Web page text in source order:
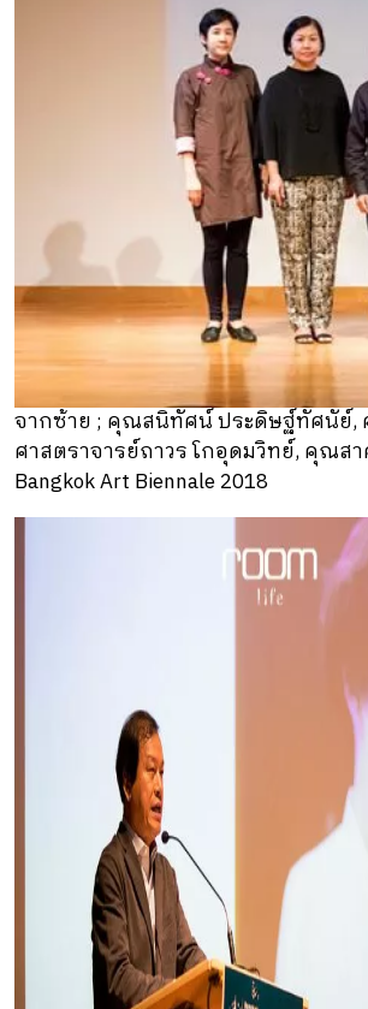
จากซ้าย ; คุณสนิทัศน์ ประดิษฐ์ทัศนัย์,
ศาสตราจารย์ถาวร โกอุดมวิทย์, คุณส
Bangkok Art Biennale 2018